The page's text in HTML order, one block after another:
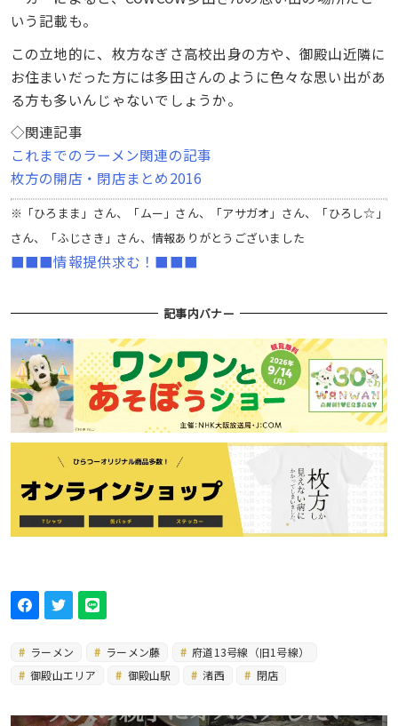
いう記載も。
この立地的に、枚方なぎさ高校出身の方や、御殿山近隣に
お住まいだった方には多田さんのように色々な思い出があ
る方も多いんじゃないでしょうか。
◇関連記事
これまでのラーメン関連の記事
枚方の開店・閉店まとめ2016
※「ひろまま」さん、「ムー」さん、「アサガオ」さん、「ひろし☆」
さん、「ふじさき」さん、情報ありがとうございました
■■■情報提供求む！■■■
記事内バナー
ラーメン ラーメン藤
府道13号線（旧1号線）
御殿山エリア
御殿山駅 渚西 閉店